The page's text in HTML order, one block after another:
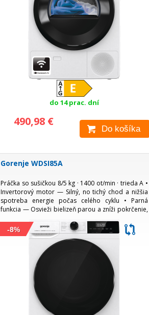
do 14 prac. dní
490,98 €
Do košíka
Gorenje WDSI85A
Práčka so sušičkou 8/5 kg · 1400 ot/min · trieda A •
Invertorový motor — Silný, no tichý chod a nižšia
spotreba energie počas celého cyklu • Parná
funkcia — Osvieži bielizeň parou a zníži pokrčenie,
-8%